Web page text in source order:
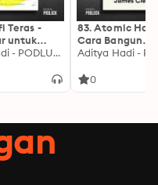
Teras -
untuk
Stoa,Aditya Hadi - PODLUCK
83. Atomic
Cara Bangun
Kebiasaan Baik
0